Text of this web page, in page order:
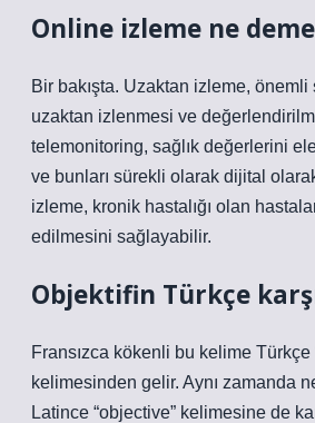
Online izleme ne
Bir bakışta. Uzaktan izleme, önemli
uzaktan izlenmesi ve
telemonitoring, sağlık değerlerini
ve bunları sürekli olarak dijital
izleme, kronik hastalığı olan
edilmesini sağlayabilir.
Objektifin Türkçe
Fransızca kökenli bu kelime Türkçe
kelimesinden gelir. Aynı zamanda
Latince “objective” kelimesine de